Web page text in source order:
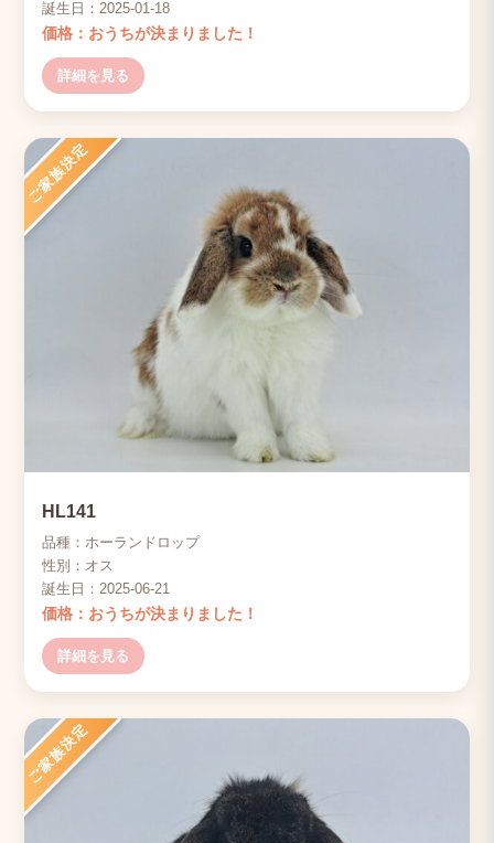
誕生日：2025-01-18
価格：おうちが決まりました！
詳細を見る
ご家族決定
HL141
品種：ホーランドロップ
性別：オス
誕生日：2025-06-21
価格：おうちが決まりました！
詳細を見る
ご家族決定